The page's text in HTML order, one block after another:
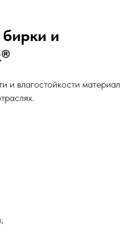
и
и влагостойкости материал